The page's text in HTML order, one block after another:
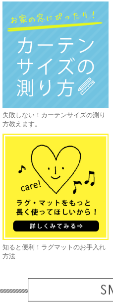
失敗しない！カーテンサイズの測り
方教えます。
知ると便利！ラグマットのお手入れ
方法